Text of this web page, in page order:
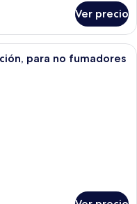
Ver precio
cama con cabecera de
para no fumadores